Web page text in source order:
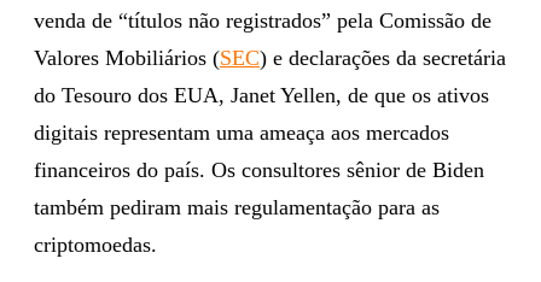
venda de “títulos não registrados” pela Comissão de
Valores Mobiliários (SEC) e declarações da secretária
do Tesouro dos EUA, Janet Yellen, de que os ativos
digitais representam uma ameaça aos mercados
financeiros do país. Os consultores sênior de Biden
também pediram mais regulamentação para as
criptomoedas.